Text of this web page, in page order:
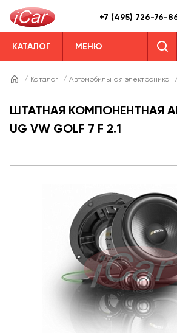
+7 (495) 726-76-
КАТАЛОГ МЕНЮ
/ Каталог / Автомобильная электроника
ШТАТНАЯ КОМПОНЕНТНАЯ
UG VW GOLF 7 F 2.1